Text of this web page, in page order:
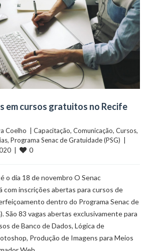
em cursos gratuitos no Recife
Coelho  |
Capacitação, Comunicação, Cursos
, Programa Senac de Gratuidade (PSG)
|
0
o dia 18 de novembro O Senac
com inscrições abertas para cursos de
dentro do Programa Senac de
São 83 vagas abertas exclusivamente para
de Banco de Dados, Lógica de
Produção de Imagens para Meios